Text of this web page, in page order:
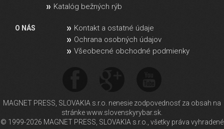
Katalóg bežných rýb
O NÁS
Kontakt a ostatné údaje
Ochrana osobných údajov
Všeobecné obchodné podmienky
MAGNET PRESS, SLOVAKIA s.r.o. nenesie zodpovednosť za obsah na
stránke www.slovenskyrybar.sk.
© 1999-2026 MAGNET PRESS, SLOVAKIA s.r.o., všetky práva vyhradené